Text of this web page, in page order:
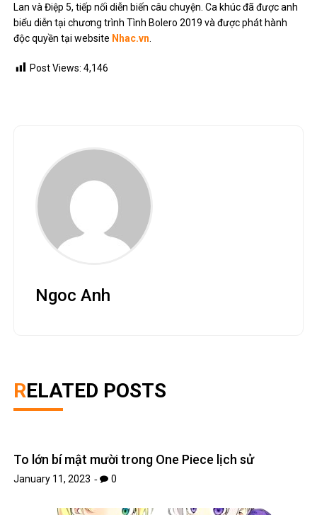
Lan và Điệp 5, tiếp nối diễn biến câu chuyện. Ca khúc đã được anh
biểu diễn tại chương trình Tình Bolero 2019 và được phát hành
độc quyền tại website Nhac.vn
Post Views: 4,146
Ngoc Anh
RELATED POSTS
To lớn bí mật mười trong One Piece lịch sử
January 11, 2023 0